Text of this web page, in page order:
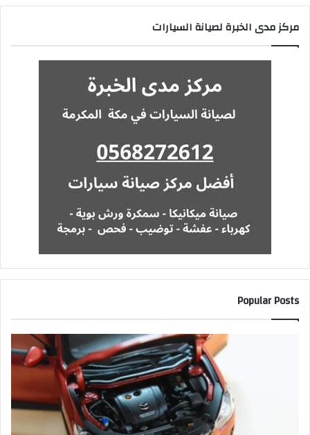
مركز مدى الخبرة لصيانة السيارات
Popular Posts